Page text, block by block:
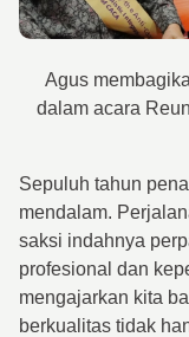
Agus
dalam acara
Sepuluh tahun
mendalam.
saksi indahnya
profesional dan
mengajarkan kita
berkualitas tidak